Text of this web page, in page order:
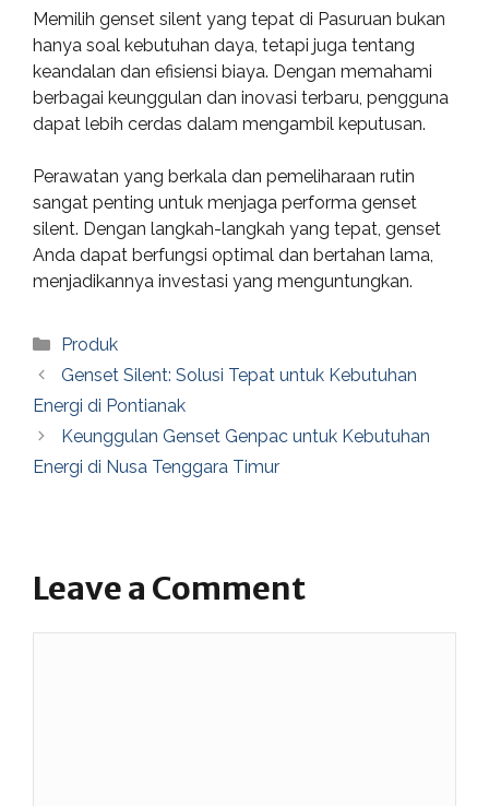
Memilih genset silent yang tepat di Pasuruan bukan
hanya soal kebutuhan daya, tetapi juga tentang
keandalan dan efisiensi biaya. Dengan memahami
berbagai keunggulan dan inovasi terbaru, pengguna
dapat lebih cerdas dalam mengambil keputusan.
Perawatan yang berkala dan pemeliharaan rutin
sangat penting untuk menjaga performa genset
silent. Dengan langkah-langkah yang tepat, genset
Anda dapat berfungsi optimal dan bertahan lama,
menjadikannya investasi yang menguntungkan.
Categories
Produk
Genset Silent: Solusi Tepat untuk Kebutuhan
Energi di Pontianak
Keunggulan Genset Genpac untuk Kebutuhan
Energi di Nusa Tenggara Timur
Leave a Comment